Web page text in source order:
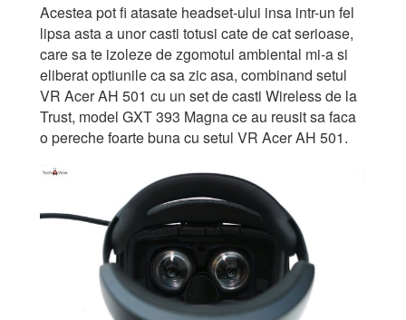
Acestea pot fi atasate headset-ului insa intr-un fel
lipsa asta a unor casti totusi cate de cat serioase,
care sa te izoleze de zgomotul ambiental mi-a si
eliberat optiunile ca sa zic asa, combinand setul
VR Acer AH 501 cu un set de casti Wireless de la
Trust, model GXT 393 Magna ce au reusit sa faca
o pereche foarte buna cu setul VR Acer AH 501.